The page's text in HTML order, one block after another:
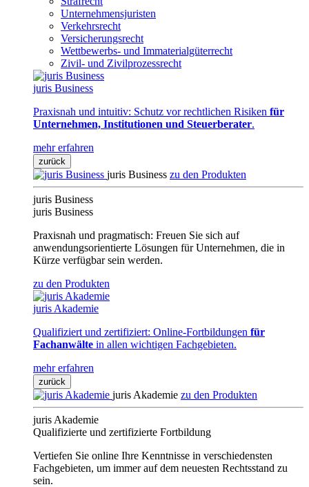
Unternehmensjuristen
Verkehrsrecht
Versicherungsrecht
Wettbewerbs- und Immaterialgüterrecht
Zivil- und Zivilprozessrecht
juris Business
Praxisnah und intuitiv: Schutz vor rechtlichen Risiken für
Unternehmen, Institutionen und Steuerberater.
mehr erfahren
zurück
juris Business zu den Produkten
juris Business
juris Business
Praxisnah und pragmatisch: Freuen Sie sich auf
anwendungsorientierte Lösungen für Unternehmen, die in
Kürze verfügbar sein werden.
zu den Produkten
juris Akademie
Qualifiziert und zertifiziert: Online-Fortbildungen für
Fachanwälte in allen wichtigen Fachgebieten.
mehr erfahren
zurück
juris Akademie zu den Produkten
juris Akademie
Qualifizierte und zertifizierte Fortbildung
Vertiefen Sie online Ihre Kenntnisse in verschiedensten
Fachgebieten, um immer auf dem neuesten Rechtsstand zu
sein.